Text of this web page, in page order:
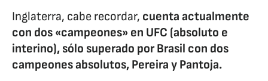
Inglaterra, cabe recordar, cuenta actualmente
con dos «campeones» en UFC (absoluto e
interino), sólo superado por Brasil con dos
campeones absolutos, Pereira y Pantoja.